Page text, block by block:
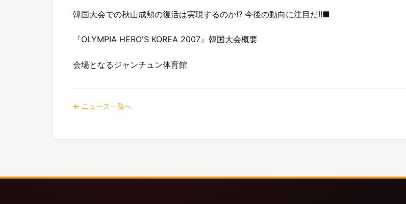
韓国大会での秋山成勲の復活は実現するのか!? 今後の動向に注目だ!!■
『OLYMPIA HERO'S KOREA 2007』韓国大会概要
会場となるジャンチュン体育館
← ニュース一覧へ